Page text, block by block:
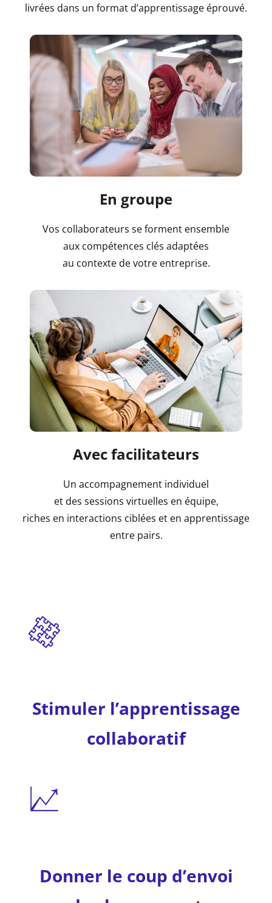
livrées dans un format d’apprentissage éprouvé.
En groupe
Vos collaborateurs se forment ensemble
aux compétences clés adaptées
au contexte de votre entreprise.
Avec facilitateurs
Un accompagnement individuel
et des sessions virtuelles en équipe,
riches en interactions ciblées et en apprentissage
entre pairs.
Stimuler l’apprentissage
collaboratif
Donner le coup d’envoi